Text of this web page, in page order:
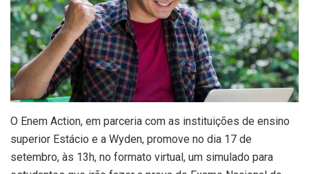
O Enem Action, em parceria com as instituições de ensino
superior Estácio e a Wyden, promove no dia 17 de
setembro, às 13h, no formato virtual, um simulado para